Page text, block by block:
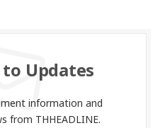
Updates
information and
from THHEADLINE.